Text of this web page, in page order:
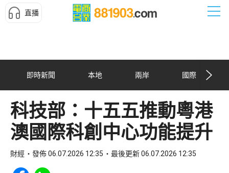
直播
即時新聞 本地 兩岸 國際
科技部：十五五推動粵港
澳國際科創中心功能提升
財經 發佈 06.07.2026 12:35 最後更新 06.07.2026 12:35
Share to Facebook
Share to WhatsApp